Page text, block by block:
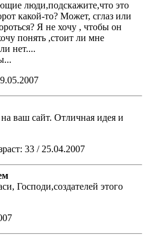
люди,подскажите,что это
какой-то? Может, сглаз или
Я не хочу , чтобы он
понять ,стоит ли мне
нет....
ваш сайт. Отличная идея и
33 / 25.04.2007
Господи,создателей этого